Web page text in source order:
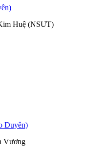
Huệ (NSƯT)
Duyên)
Vương